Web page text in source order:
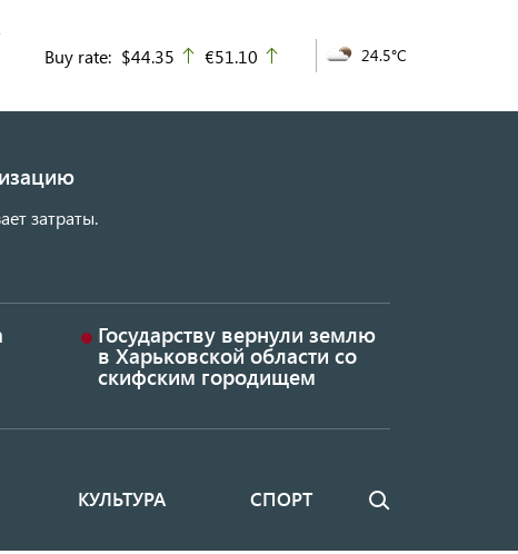
Buy rate: $44.35 up
€51.10 24.5°C
затраты.
Государству вернули землю
в Харьковской области со
скифским городищем
КУЛЬТУРА СПОРТ Поиск